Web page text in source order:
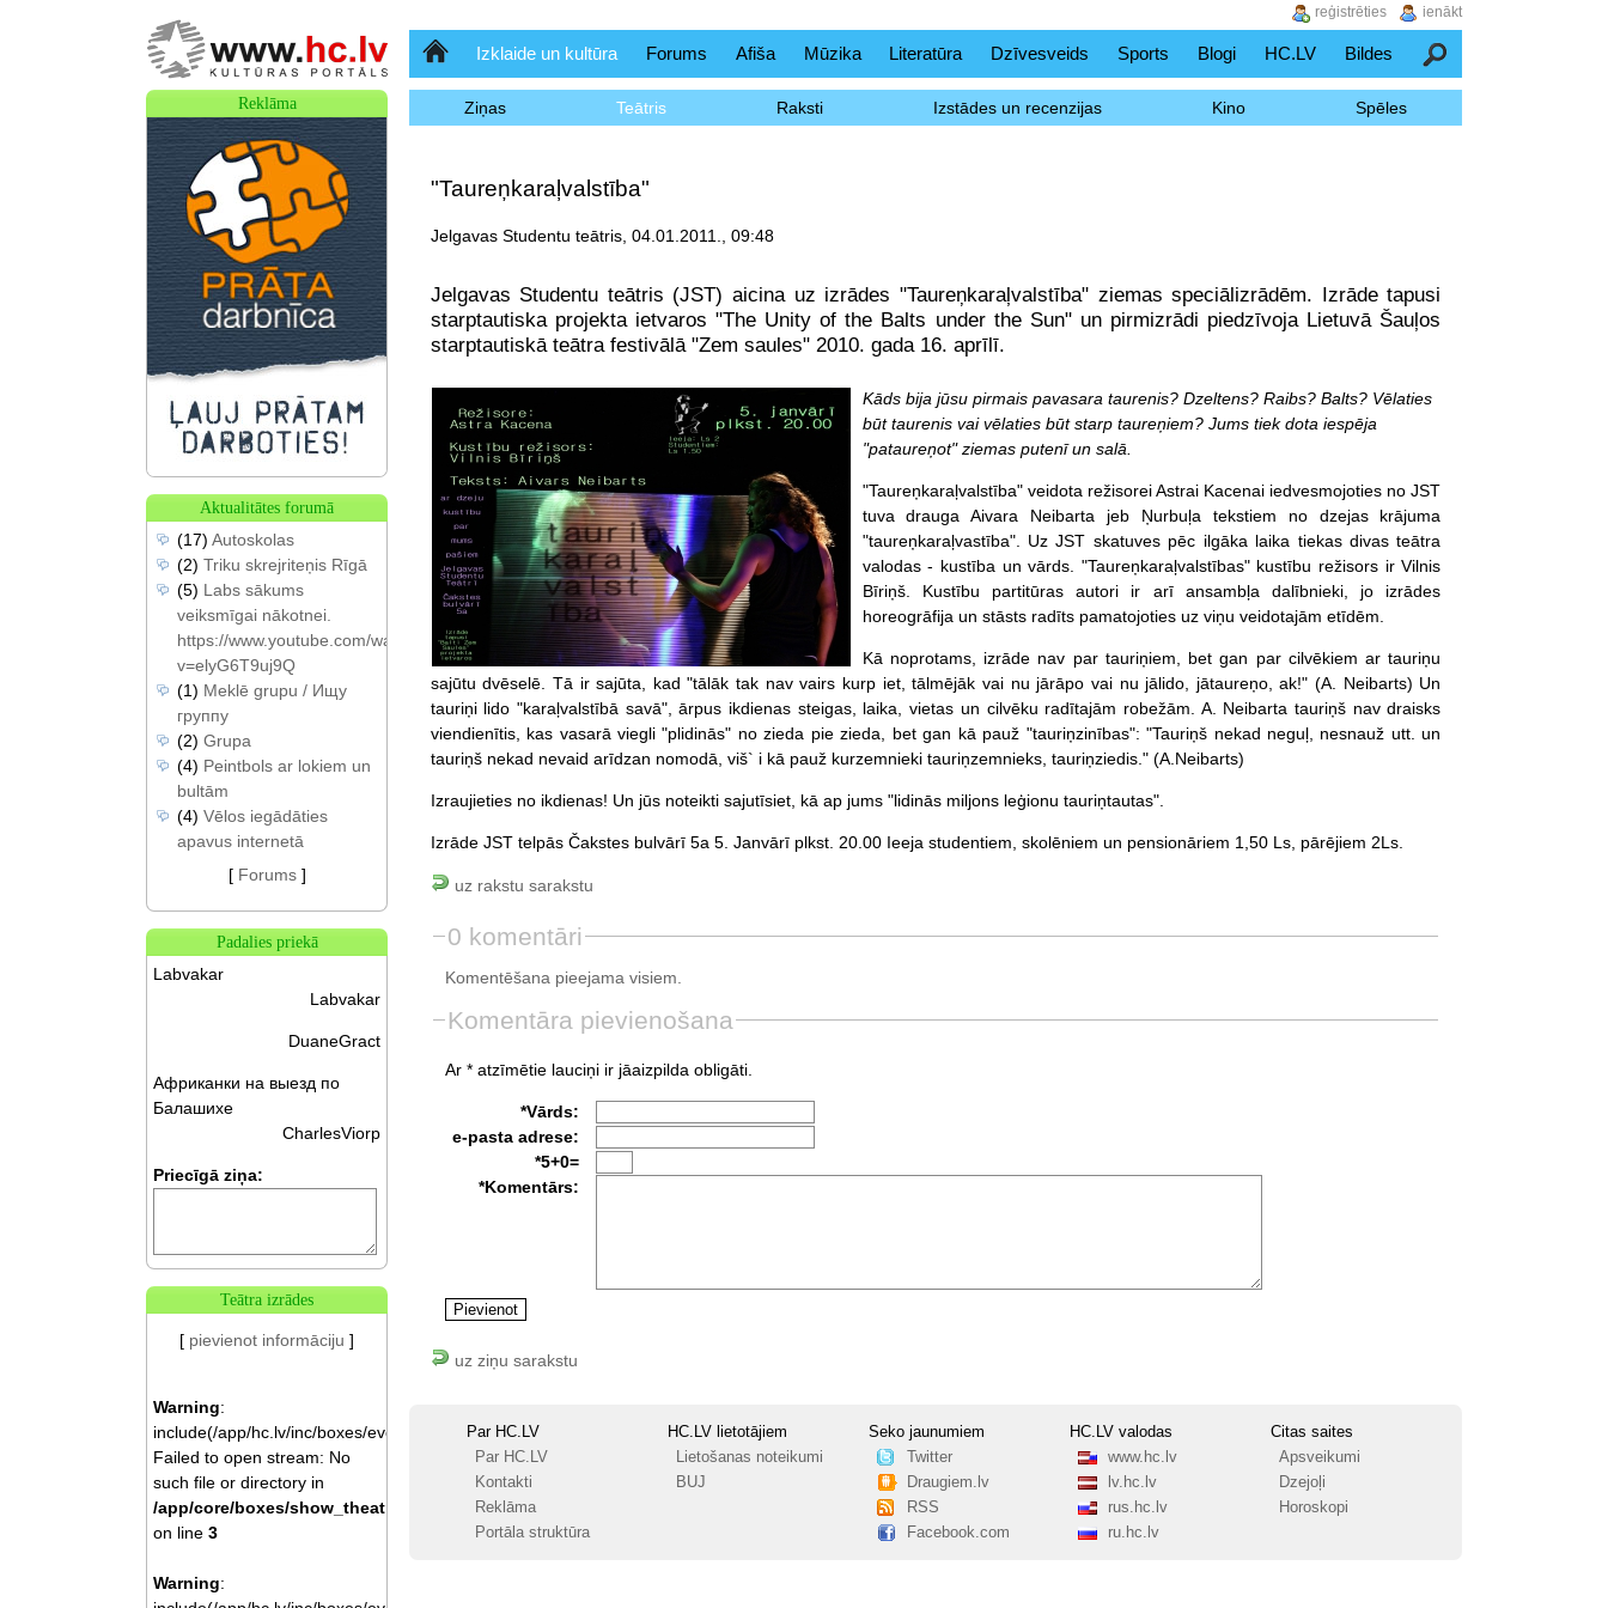
SākumlapaIzklaide un kultūra Forums Afiša Mūzika Literatūra Dzīvesveids Sports Blogi HC.LV Bildes Meklēšana
Ziņas Teātris Raksti Izstādes un recenzijas Kino Spēles
"Taureņkaraļvalstība"
Jelgavas Studentu teātris, 04.01.2011., 09:48
Jelgavas Studentu teātris (JST) aicina uz izrādes "Taureņkaraļvalstība" ziemas speciālizrādēm. Izrāde tapusi
starptautiska projekta ietvaros "The Unity of the Balts under the Sun" un pirmizrādi piedzīvoja Lietuvā Šauļos
starptautiskā teātra festivālā "Zem saules" 2010. gada 16. aprīlī.
Kāds bija jūsu pirmais pavasara taurenis? Dzeltens? Raibs? Balts? Vēlaties
būt taurenis vai vēlaties būt starp taureņiem? Jums tiek dota iespēja
"pataureņot" ziemas putenī un salā.
"Taureņkaraļvalstība" veidota režisorei Astrai Kacenai iedvesmojoties no JST
tuva drauga Aivara Neibarta jeb Ņurbuļa tekstiem no dzejas krājuma
"taureņkaraļvastība". Uz JST skatuves pēc ilgāka laika tiekas divas teātra
valodas - kustība un vārds. "Taureņkaraļvalstības" kustību režisors ir Vilnis
Bīriņš. Kustību partitūras autori ir arī ansambļa dalībnieki, jo izrādes
horeogrāfija un stāsts radīts pamatojoties uz viņu veidotajām etīdēm.
Kā noprotams, izrāde nav par tauriņiem, bet gan par cilvēkiem ar tauriņu
sajūtu dvēselē. Tā ir sajūta, kad "tālāk tak nav vairs kurp iet, tālmējāk vai nu jārāpo vai nu jālido, jātaureņo, ak!" (A. Neibarts) Un
tauriņi lido "karaļvalstībā savā", ārpus ikdienas steigas, laika, vietas un cilvēku radītajām robežām. A. Neibarta tauriņš nav draisks
viendienītis, kas vasarā viegli "plidinās" no zieda pie zieda, bet gan kā pauž "tauriņzinības": "Tauriņš nekad neguļ, nesnauž utt. un
tauriņš nekad nevaid arīdzan nomodā, viš` i kā pauž kurzemnieki tauriņzemnieks, tauriņziedis." (A.Neibarts)
Izraujieties no ikdienas! Un jūs noteikti sajutīsiet, kā ap jums "lidinās miljons leģionu tauriņtautas".
Izrāde JST telpās Čakstes bulvārī 5a 5. Janvārī plkst. 20.00 Ieeja studentiem, skolēniem un pensionāriem 1,50 Ls, pārējiem 2Ls.
uz rakstu sarakstu
0 komentāri
Komentēšana pieejama visiem.
Komentāra pievienošana
Ar * atzīmētie lauciņi ir jāaizpilda obligāti.
*Vārds:
e-pasta adrese:
*5+0=
*Komentārs:
uz ziņu sarakstu
Par HC.LV
Par HC.LV
Kontakti
Reklāma
Portāla struktūra
HC.LV lietotājiem
Lietošanas noteikumi
BUJ
Seko jaunumiem
Twitter
Draugiem.lv
RSS
Facebook.com
HC.LV valodas
www.hc.lv
lv.hc.lv
rus.hc.lv
ru.hc.lv
Citas saites
Apsveikumi
Dzejoļi
Horoskopi
Reklāma
Aktualitātes forumā
(17) Autoskolas
(2) Triku skrejriteņis Rīgā
(5) Labs sākums
veiksmīgai nākotnei.
https://www.youtube.com/watch?
v=elyG6T9uj9Q
(1) Meklē grupu / Ищу
группу
(2) Grupa
(4) Peintbols ar lokiem un
bultām
(4) Vēlos iegādāties
apavus internetā
[ Forums]
Padalies priekā
Labvakar
Labvakar
DuaneGract
Африканки на выезд по
Балашихе
CharlesViorp
Priecīgā ziņa:
Teātra izrādes
[ pievienot informāciju ]
Warning:
include(/app/hc.lv/inc/boxes/events.php):
Failed to open stream: No
such file or directory in
/app/core/boxes/show_theatre.php
on line 3
Warning:
ienākt
reģistrēties